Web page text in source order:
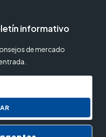
informativo
de mercado